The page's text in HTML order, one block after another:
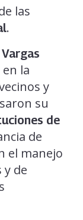
las
.
la
y
su
de
de
el manejo
y de